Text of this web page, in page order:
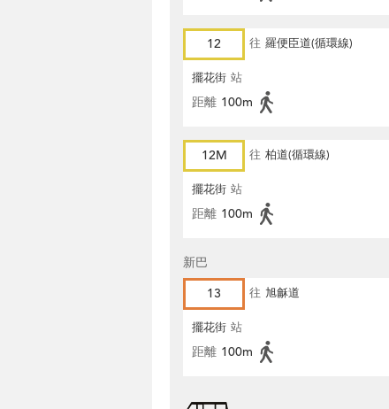
12 往 羅便臣道(循環線)
擺花街 站
距離 100m
12M 往 柏道(循環線)
擺花街 站
距離 100m
新巴
13
往 旭龢道
擺花街 站
距離 100m